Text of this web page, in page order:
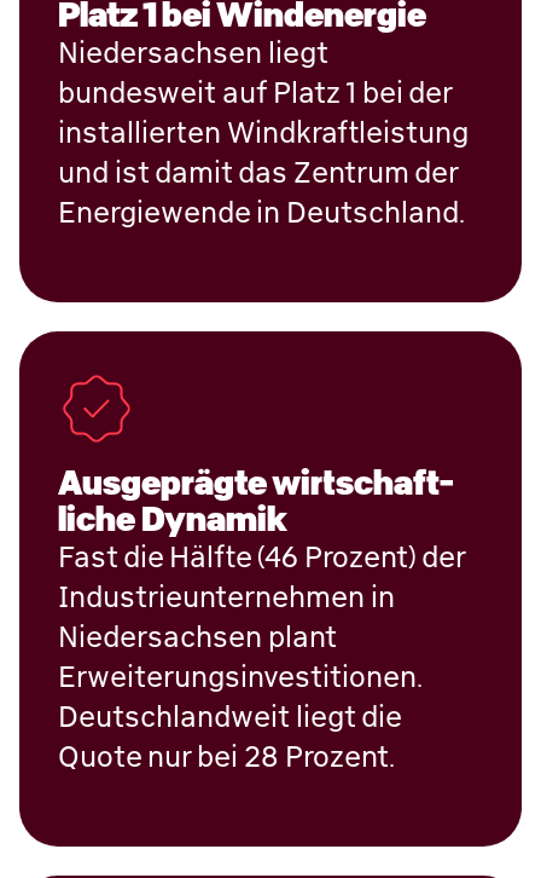
Platz 1 bei Wind­energie
Niedersachsen liegt
bundesweit auf Platz 1 bei der
installierten Windkraftleistung
und ist damit das Zentrum der
Energiewende in Deutschland.
Aus­ge­prägte wirtschaft­
liche Dy­na­mik
Fast die Hälfte (46 Prozent) der
Industrieunternehmen in
Niedersachsen plant
Erweiterungsinvestitionen.
Deutschlandweit liegt die
Quote nur bei 28 Prozent.